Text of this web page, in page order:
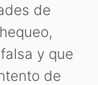
de
y que
de